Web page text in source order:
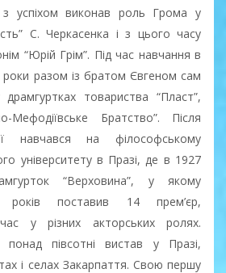
успіхом виконав роль Грома у
С. Черкасенка і з цього часу
“Юрій Грім”. Під час навчання в
роки разом із братом Євгеном сам
товариства “Пласт”,
Мефодіївське Братство”. Після
навчався на філософському
університету в Празі, де в 1927
“Верховина”, у якому
поставив 14 прем’єр,
у різних акторських ролях.
понад півсотні вистав у Празі,
і селах Закарпаття. Свою першу